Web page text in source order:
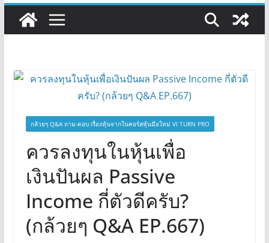
กล้วยๆ Q&A ถาม-ตอบ เรื่องหุ้นจากในคอร์สหุ้นมือใหม่ VI TURN PRO
ควรลงทุนในหุ้นเพื่อ
เงินปันผล Passive
Income กี่ตัวดีครับ?
(กล้วยๆ Q&A EP.667)